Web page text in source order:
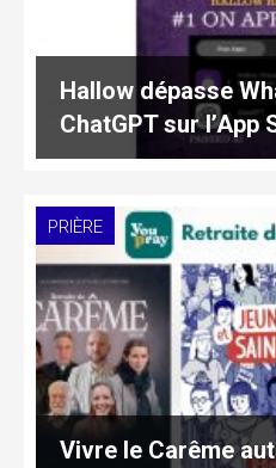
Hallow dépasse
ChatGPT sur l’App
PRIÈRE
Vivre le Carême